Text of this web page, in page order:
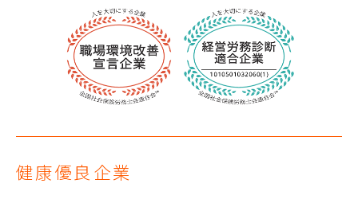
健康優良企業